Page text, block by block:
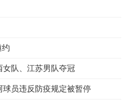
约
女队、江苏男队夺冠
员违反防疫规定被暂停